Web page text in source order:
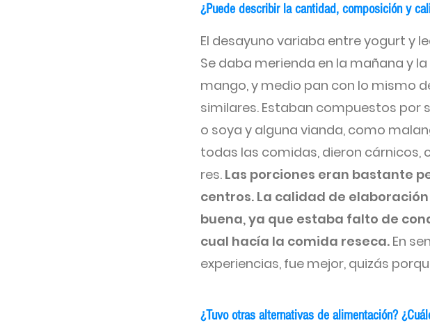
¿Puede describir la cantidad, composición y
El desayuno variaba entre yogurt y
Se daba merienda en la mañana y
mango, y medio pan con lo mismo
similares. Estaban compuestos por
o soya y alguna vianda, como
todas las comidas, dieron cárnicos,
res. Las porciones eran bastante
centros. La calidad de
buena, ya que estaba falto de
cual hacía la comida reseca. En
experiencias, fue mejor, quizás
¿Tuvo otras alternativas de alimentación?